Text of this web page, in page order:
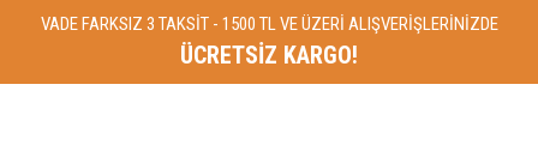
VADE FARKSIZ 3 TAKSİT - 1500 TL VE ÜZERİ ALIŞVERİŞLERİNİZDE
ÜCRETSİZ KARGO!